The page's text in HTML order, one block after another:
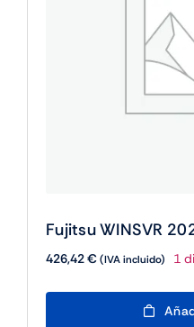
Fujitsu WINSVR
426,42€(IVA incluido) 1